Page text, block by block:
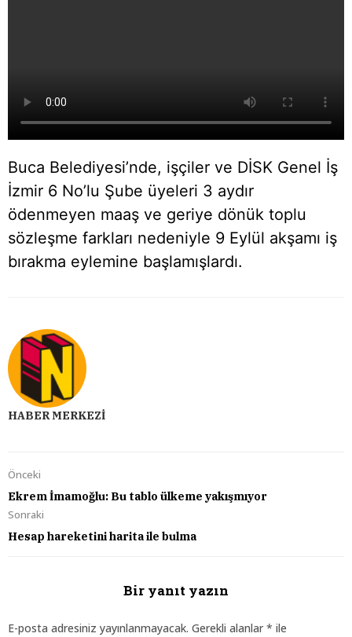
Buca Belediyesi’nde, işçiler ve DİSK Genel İş
İzmir 6 No’lu Şube üyeleri 3 aydır
ödenmeyen maaş ve geriye dönük toplu
sözleşme farkları nedeniyle 9 Eylül akşamı iş
bırakma eylemine başlamışlardı.
HABER MERKEZI
Önceki
Ekrem İmamoğlu: Bu tablo ülkeme yakışmıyor
Sonraki
Hesap hareketini harita ile bulma
Bir yanıt yazın
E-posta adresiniz yayınlanmayacak. Gerekli alanlar* ile